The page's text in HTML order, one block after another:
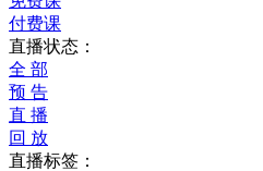
付费课
直播状态：
全 部
预 告
直 播
回 放
直播标签：